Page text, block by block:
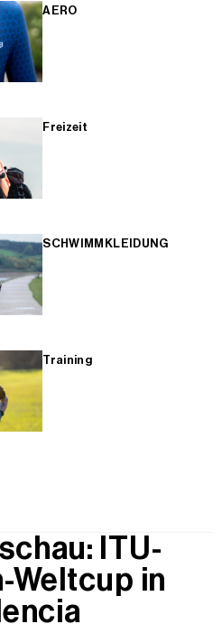
AERO
Freizeit
SCHWIMMKLEIDUNG
Training
ITU-
Weltcup in